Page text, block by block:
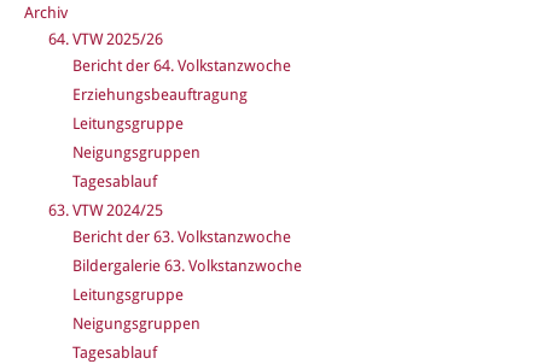
Archiv
64. VTW 2025/26
Bericht der 64. Volkstanzwoche
Erziehungsbeauftragung
Leitungsgruppe
Neigungsgruppen
Tagesablauf
63. VTW 2024/25
Bericht der 63. Volkstanzwoche
Bildergalerie 63. Volkstanzwoche
Leitungsgruppe
Neigungsgruppen
Tagesablauf